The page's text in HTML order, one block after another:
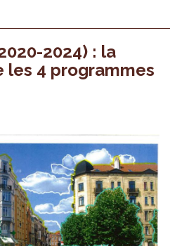
2024) : la
les 4 programmes